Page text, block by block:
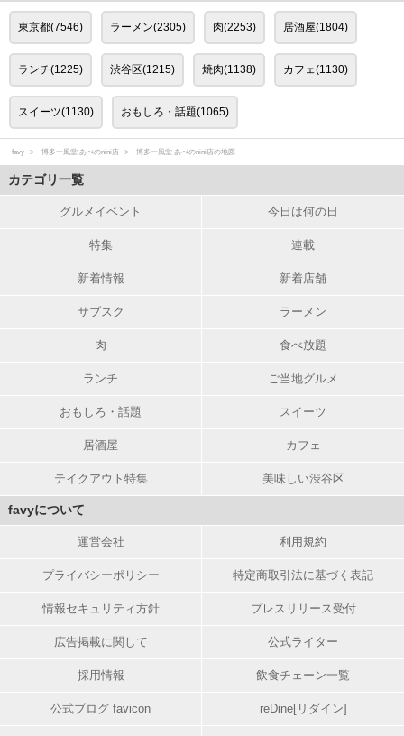
東京都(7546) ラーメン(2305) 肉(2253) 居酒屋(1804)
ランチ(1225) 渋谷区(1215) 焼肉(1138) カフェ(1130)
スイーツ(1130) おもしろ・話題(1065)
favy 博多一風堂 あべのnini店 博多一風堂 あべのnini店の地図
カテゴリ一覧
グルメイベント 今日は何の日
特集 連載
新着情報 新着店舗
サブスク ラーメン
肉 食べ放題
ランチ ご当地グルメ
おもしろ・話題 スイーツ
居酒屋 カフェ
テイクアウト特集 美味しい渋谷区
favyについて
運営会社 利用規約
プライバシーポリシー 特定商取引法に基づく表記
情報セキュリティ方針 プレスリリース受付
広告掲載に関して 公式ライター
採用情報 飲食チェーン一覧
公式ブログ favicon reDine[リダイン]